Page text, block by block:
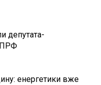
депутата-
енергетики вже